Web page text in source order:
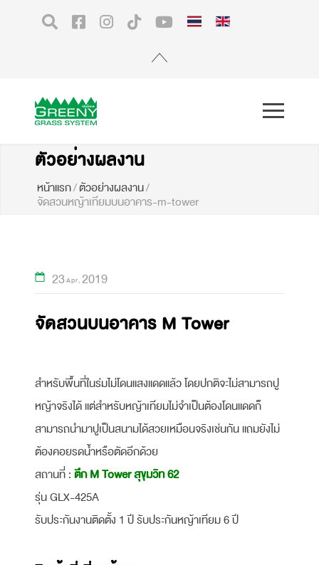
ตัวอย่างผลงาน
หน้าแรก/ตัวอย่างผลงาน/
จัดสวนหญ้าเทียมบนอาคาร-m-tower
23Apr 2019
จัดสวนบนอาคาร M Tower
สำหรับพื้นที่ในร่มไม่โดนแสงแดดแล้ว โดยปกติจะไม่สามารถปู
หญ้าจริงได้ แต่สำหรับหญ้าเทียมไม่จำเป็นต้องโดนแดดก็
สามารถนำมาปูเป็นสนามได้สวยเหมือนจริงเช่นกัน แถมยังไม่
ต้องคอยรดน้ำหรือตัดอีกด้วย
สถานที่ : ตึก M Tower สุขุมวิท 62
รุ่น GLX-425A
รับประกันงานติดตั้ง 1 ปี รับประกันหญ้าเทียม 6 ปี